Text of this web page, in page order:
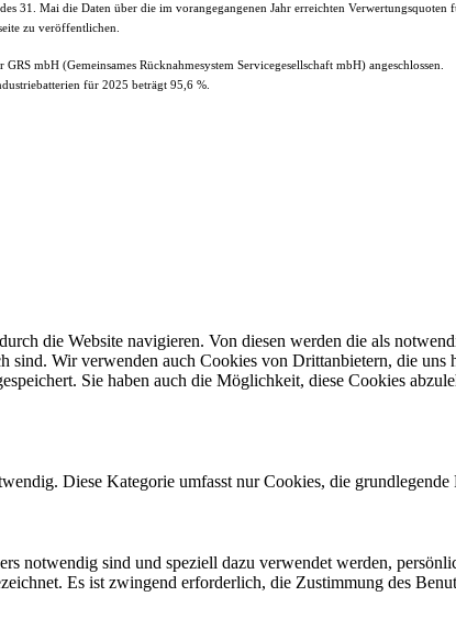
31. Mai die Daten über die im vorangegangenen Jahr erreichten
zu veröffentlichen.
mbH (Gemeinsames Rücknahmesystem Servicegesellschaft mbH) angeschlossen.
für 2025 beträgt 95,6 %.
die Website navigieren. Von diesen werden die als
Wir verwenden auch Cookies von Drittanbietern, die uns
Sie haben auch die Möglichkeit, diese Cookies
Diese Kategorie umfasst nur Cookies, die
notwendig sind und speziell dazu verwendet werden,
Es ist zwingend erforderlich, die Zustimmung des